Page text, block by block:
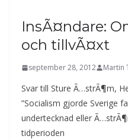
InsÃ¤ndare:
och tillvÃ¤xt
september 28, 2012 Martin
Svar till Sture Ã…strÃ¶m,
”Socialism gjorde Sverige
undertecknad eller
tidperioden